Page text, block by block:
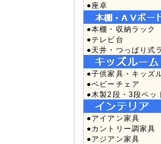
●座卓
●本棚・収納ラック
●テレビ台
●天井・つっぱり式
●子供家具・キッズ
●ベビーチェア
●木製2段・3段ベッ
●アイアン家具
●カントリー調家具
●アジアン家具